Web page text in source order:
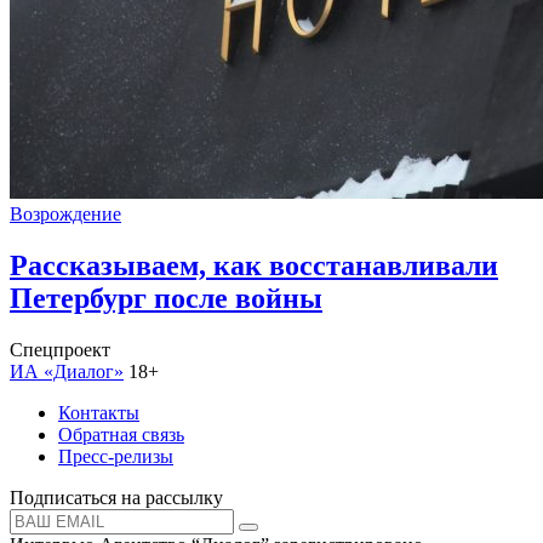
Возрождение
Рассказываем, как восстанавливали
Петербург после войны
Спецпроект
ИА «Диалог» 18+
Контакты
Обратная связь
Пресс-релизы
Подписаться на рассылку